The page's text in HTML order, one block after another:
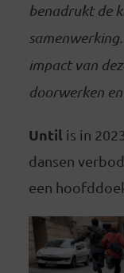
benadrukt de
impact van
doorwerken
Until is in
dansen
een